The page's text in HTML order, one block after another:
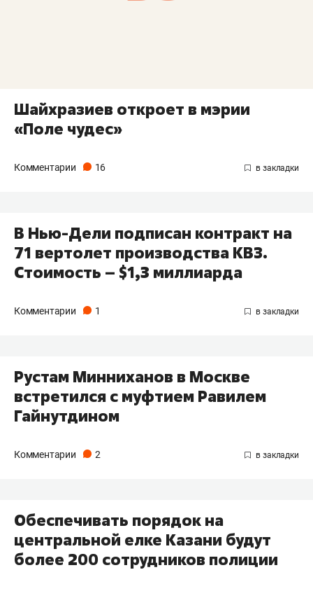
Шайхразиев откроет в мэрии
«Поле чудес»
Комментарии 16
В Нью-Дели подписан контракт на
71 вертолет производства КВЗ.
Стоимость – $1,3 миллиарда
Комментарии 1
Рустам Минниханов в Москве
встретился с муфтием Равилем
Гайнутдином
Комментарии 2
Обеспечивать порядок на
центральной елке Казани будут
более 200 сотрудников полиции